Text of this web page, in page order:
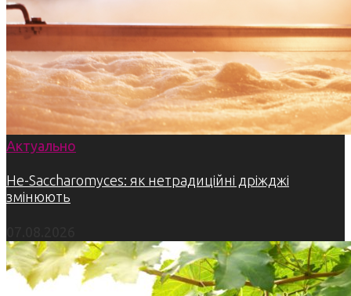
Актуально
Не-Saccharomyces: як нетрадиційні дріжджі
змінюють